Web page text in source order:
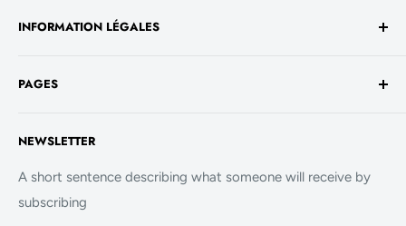
1930 Luxembourg
+352 661 949 582
INFORMATION LÉGALES
Mentions légales
Politique de cookies
PAGES
La Boutique
FAQ
Contact
NEWSLETTER
A short sentence describing what someone will receive by
subscribing